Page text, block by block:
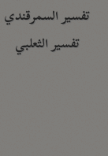
تفسير السمرقندي
تفسير الثعلبي